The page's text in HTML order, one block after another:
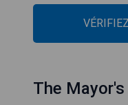
The